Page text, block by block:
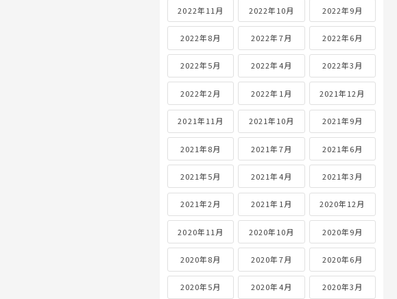
2022年11月 2022年10月 2022年9月
2022年8月 2022年7月 2022年6月
2022年5月 2022年4月 2022年3月
2022年2月 2022年1月 2021年12月
2021年11月 2021年10月 2021年9月
2021年8月 2021年7月 2021年6月
2021年5月 2021年4月 2021年3月
2021年2月 2021年1月 2020年12月
2020年11月 2020年10月 2020年9月
2020年8月 2020年7月 2020年6月
2020年5月 2020年4月 2020年3月